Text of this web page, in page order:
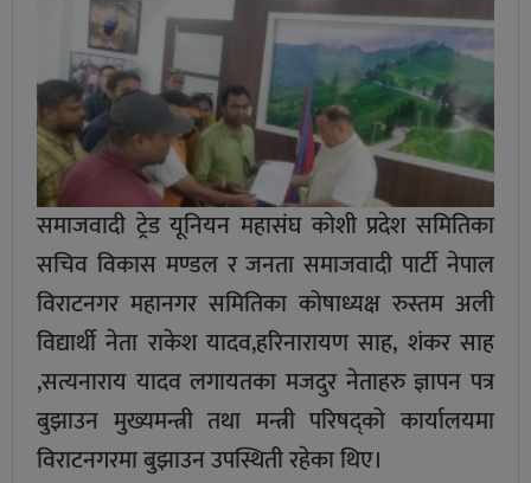
समाजवादी ट्रेड यूनियन महासंघ कोशी प्रदेश समितिका
सचिव विकास मण्डल र जनता समाजवादी पार्टी नेपाल
विराटनगर महानगर समितिका कोषाध्यक्ष रुस्तम अली
विद्यार्थी नेता राकेश यादव,हरिनारायण साह, शंकर साह
,सत्यनाराय यादव लगायतका मजदुर नेताहरु ज्ञापन पत्र
बुझाउन मुख्यमन्त्री तथा मन्त्री परिषद्को कार्यालयमा
विराटनगरमा बुझाउन उपस्थिती रहेका थिए।